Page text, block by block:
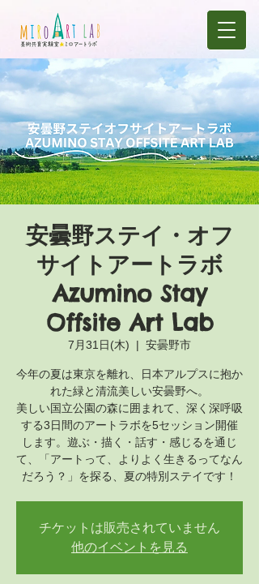
安曇野ステイ・オフ
サイトアートラボ
Azumino Stay
Offsite Art Lab
7月31日(木)
  |
安曇野市
今年の夏は東京を離れ、日本アルプスに抱か
れた緑と清流美しい安曇野へ。
美しい国立公園の森に囲まれて、深く深呼吸
する3日間のアートラボを5セッション開催
します。遊ぶ・描く・話す・感じるを通じ
て、「アートって、よりよく生きるってなん
だろう？」を探る、夏の特別ステイです！
チケットは販売されていません
他のイベントを見る